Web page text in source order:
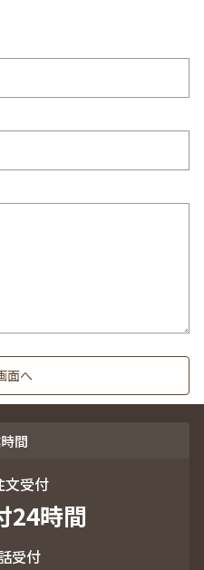
間
文受付
24時間
受付